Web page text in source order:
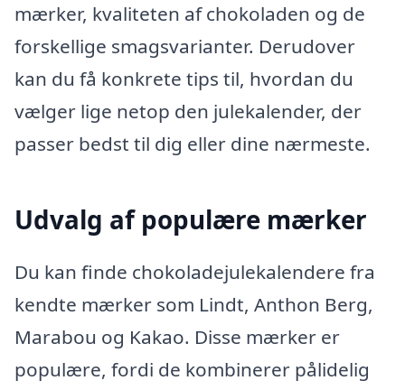
mærker, kvaliteten af chokoladen og de
forskellige smagsvarianter. Derudover
kan du få konkrete tips til, hvordan du
vælger lige netop den julekalender, der
passer bedst til dig eller dine nærmeste.
Udvalg af populære mærker
Du kan finde chokoladejulekalendere fra
kendte mærker som Lindt, Anthon Berg,
Marabou og Kakao. Disse mærker er
populære, fordi de kombinerer pålidelig